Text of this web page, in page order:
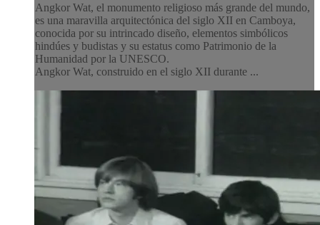
Angkor Wat, el monumento religioso más grande del mundo,
es una maravilla arquitectónica del siglo XII en Camboya,
conocida por su intrincado diseño, elementos simbólicos
hindúes y budistas y su estatus como Patrimonio de la
Humanidad por la UNESCO.
Angkor Wat, construido en el siglo XII durante ...